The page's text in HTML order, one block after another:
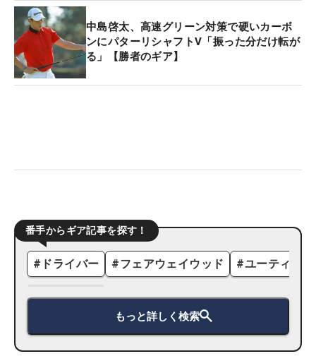
中島啓太、高速グリーン対策で硬いカーボ
ンにパターリシャフトV「振った分だけ転が
る」【勝者のギア】
番手からギア記事を探す！
# ドライバー #フェアウェイウッド #ユーティリ
もっと詳しく検索